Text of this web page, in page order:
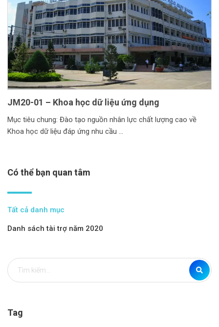
JM20-01 – Khoa học dữ liệu ứng dụng
Mục tiêu chung: Đào tạo nguồn nhân lực chất lượng cao về
Khoa học dữ liệu đáp ứng nhu cầu
Có thể bạn quan tâm
Tất cả danh mục
Danh sách tài trợ năm 2020
Tag